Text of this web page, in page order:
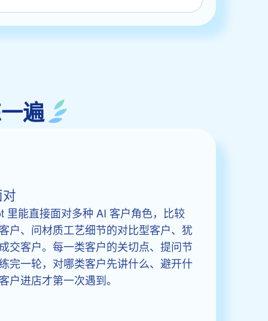
遍
里能直接面对多种 AI 客户角色，比较
户、问材质工艺细节的对比型客户、犹
交客户。每一类客户的关切点、提问节
完一轮，对哪类客户先讲什么、避开什
户进店才第一次遇到。